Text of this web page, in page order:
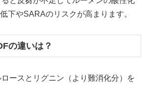
下やSARAのリスクが高まります。
の違いは？
ースとリグニン（より難消化分）を